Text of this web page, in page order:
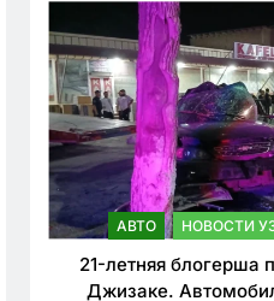
АВТО НОВОСТИ
21-летняя блогерша
Джизаке.